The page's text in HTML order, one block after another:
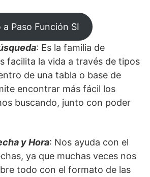
a Paso Función SI
: Es la familia de
facilita la vida a través de tipos
de una tabla o base de
encontrar más fácil los
buscando, junto con poder
y Hora: Nos ayuda con el
ya que muchas veces nos
todo con el formato de las